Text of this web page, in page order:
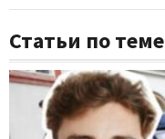
Статьи по теме